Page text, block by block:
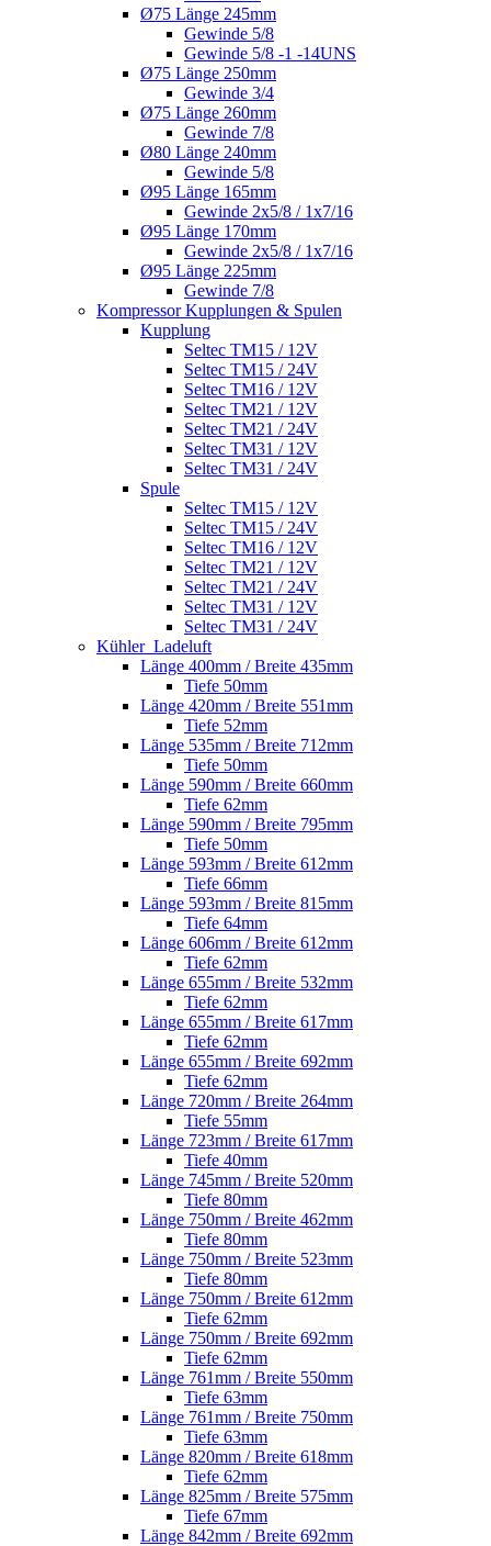
Ø75 Länge 245mm
Gewinde 5/8
Gewinde 5/8 -1 -14UNS
Ø75 Länge 250mm
Gewinde 3/4
Ø75 Länge 260mm
Gewinde 7/8
Ø80 Länge 240mm
Gewinde 5/8
Ø95 Länge 165mm
Gewinde 2x5/8 / 1x7/16
Ø95 Länge 170mm
Gewinde 2x5/8 / 1x7/16
Ø95 Länge 225mm
Gewinde 7/8
Kompressor Kupplungen & Spulen
Kupplung
Seltec TM15 / 12V
Seltec TM15 / 24V
Seltec TM16 / 12V
Seltec TM21 / 12V
Seltec TM21 / 24V
Seltec TM31 / 12V
Seltec TM31 / 24V
Spule
Seltec TM15 / 12V
Seltec TM15 / 24V
Seltec TM16 / 12V
Seltec TM21 / 12V
Seltec TM21 / 24V
Seltec TM31 / 12V
Seltec TM31 / 24V
Kühler_Ladeluft
Länge 400mm / Breite 435mm
Tiefe 50mm
Länge 420mm / Breite 551mm
Tiefe 52mm
Länge 535mm / Breite 712mm
Tiefe 50mm
Länge 590mm / Breite 660mm
Tiefe 62mm
Länge 590mm / Breite 795mm
Tiefe 50mm
Länge 593mm / Breite 612mm
Tiefe 66mm
Länge 593mm / Breite 815mm
Tiefe 64mm
Länge 606mm / Breite 612mm
Tiefe 62mm
Länge 655mm / Breite 532mm
Tiefe 62mm
Länge 655mm / Breite 617mm
Tiefe 62mm
Länge 655mm / Breite 692mm
Tiefe 62mm
Länge 720mm / Breite 264mm
Tiefe 55mm
Länge 723mm / Breite 617mm
Tiefe 40mm
Länge 745mm / Breite 520mm
Tiefe 80mm
Länge 750mm / Breite 462mm
Tiefe 80mm
Länge 750mm / Breite 523mm
Tiefe 80mm
Länge 750mm / Breite 612mm
Tiefe 62mm
Länge 750mm / Breite 692mm
Tiefe 62mm
Länge 761mm / Breite 550mm
Tiefe 63mm
Länge 761mm / Breite 750mm
Tiefe 63mm
Länge 820mm / Breite 618mm
Tiefe 62mm
Länge 825mm / Breite 575mm
Tiefe 67mm
Länge 842mm / Breite 692mm